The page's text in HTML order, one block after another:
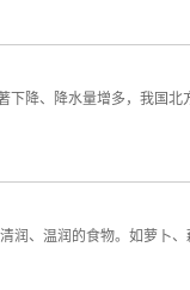
、降水量增多，我国
、温润的食物。如萝卜